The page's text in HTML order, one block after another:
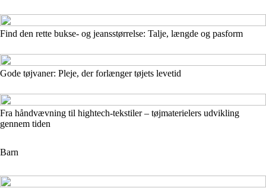
Find den rette bukse- og jeansstørrelse: Talje, længde og pasform
Gode tøjvaner: Pleje, der forlænger tøjets levetid
Fra håndvævning til hightech‑tekstiler – tøjmaterielers udvikling
gennem tiden
Barn